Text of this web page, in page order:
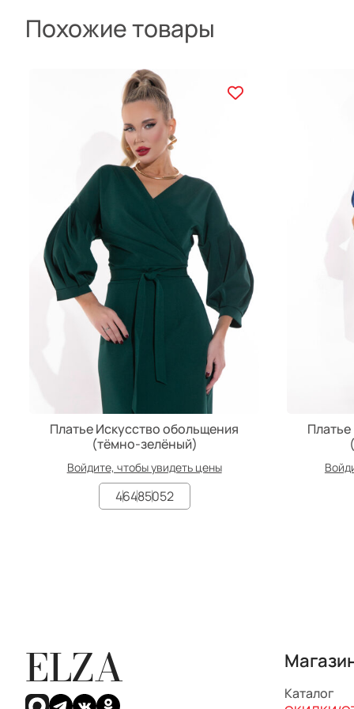
Похожие товары
Платье Искусство обольщения
(тёмно-зелёный)
Войдите, чтобы увидеть цены
46485052
ELZA
Каталог